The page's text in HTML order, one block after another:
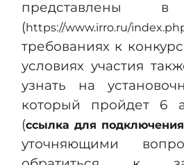
представлены в
(https://www.irro.ru/
требованиях к
условиях участия
узнать на
который пройдет 6
(ссылка для подключения
уточняющими